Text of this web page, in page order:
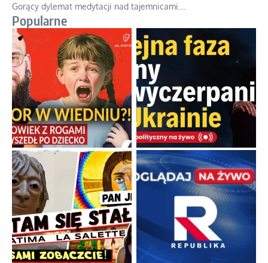
Gorący dylemat medytacji nad tajemnicami.
Popularne